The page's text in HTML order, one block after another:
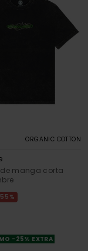
ORGANIC COTTON
manga corta
55%
-25% EXTRA